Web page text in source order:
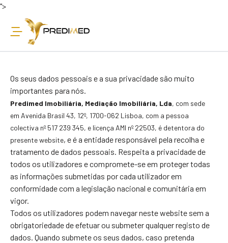
">
Os seus dados pessoais e a sua privacidade são muito
importantes para nós.
Predimed Imobiliária, Mediação Imobiliária, Lda, com sede
em Avenida Brasil 43, 12º, 1700-062 Lisboa, com a pessoa
colectiva nº 517 239 345, e licença AMI nº 22503, é detentora do
presente website, e é a entidade responsável pela recolha e
tratamento de dados pessoais. Respeita a privacidade de
todos os utilizadores e compromete-se em proteger todas
as informações submetidas por cada utilizador em
conformidade com a legislação nacional e comunitária em
vigor.
Todos os utilizadores podem navegar neste website sem a
obrigatoriedade de efetuar ou submeter qualquer registo de
dados. Quando submete os seus dados, caso pretenda